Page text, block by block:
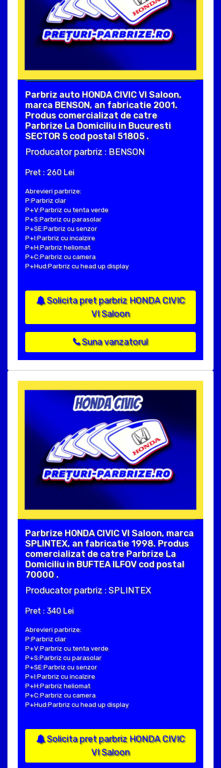
Parbriz auto HONDA CIVIC VI Saloon,
marca BENSON, an fabricatie 2001.
Produs comercializat de catre
Parbrize La Domiciliu in Bucuresti
SECTOR 5 cod postal 51805 .
Producator parbriz : BENSON
Pret : 260 Lei
Abrevieri parbrize:
P:Parbriz clar
P+V:Parbriz cu tenta verde
P+S:Parbriz cu parasolar
P+SE:Parbriz cu senzor
P+I:Parbriz cu incalzire
P+H:Parbriz heliomat
P+C:Parbriz cu camera
P+Hud:Parbriz cu head up display
Solicita pret parbriz HONDA CIVIC
VI Saloon
Suna vanzatorul
Parbrize HONDA CIVIC VI Saloon, marca
SPLINTEX, an fabricatie 1998. Produs
comercializat de catre Parbrize La
Domiciliu in BUFTEA ILFOV cod postal
70000 .
Producator parbriz : SPLINTEX
Pret : 340 Lei
Abrevieri parbrize:
P:Parbriz clar
P+V:Parbriz cu tenta verde
P+S:Parbriz cu parasolar
P+SE:Parbriz cu senzor
P+I:Parbriz cu incalzire
P+H:Parbriz heliomat
P+C:Parbriz cu camera
P+Hud:Parbriz cu head up display
Solicita pret parbriz HONDA CIVIC
VI Saloon